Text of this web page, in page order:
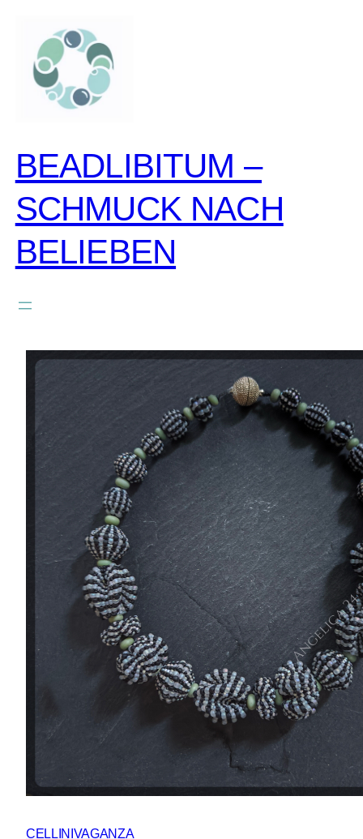
springen
BEADLIBITUM –
SCHMUCK NACH
BELIEBEN
CELLINIVAGANZA